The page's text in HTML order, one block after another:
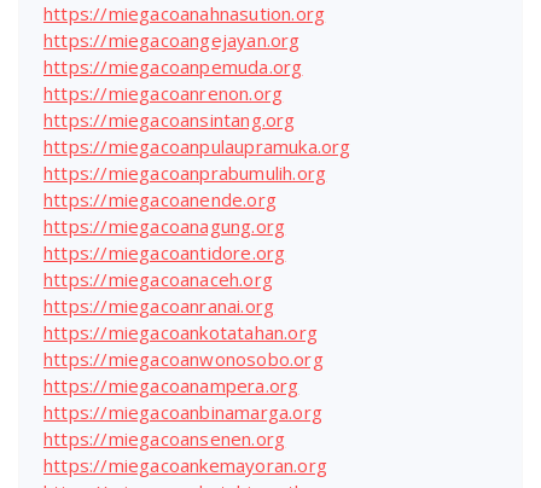
https://miegacoanahnasution.org
https://miegacoangejayan.org
https://miegacoanpemuda.org
https://miegacoanrenon.org
https://miegacoansintang.org
https://miegacoanpulaupramuka.org
https://miegacoanprabumulih.org
https://miegacoanende.org
https://miegacoanagung.org
https://miegacoantidore.org
https://miegacoanaceh.org
https://miegacoanranai.org
https://miegacoankotatahan.org
https://miegacoanwonosobo.org
https://miegacoanampera.org
https://miegacoanbinamarga.org
https://miegacoansenen.org
https://miegacoankemayoran.org